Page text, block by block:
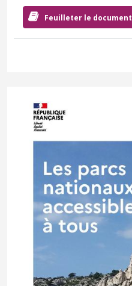
Feuilleter le document